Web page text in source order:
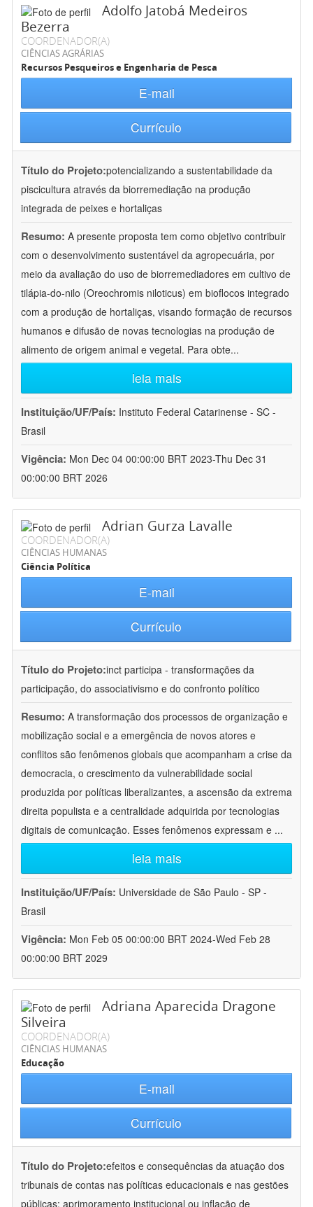
Adolfo Jatobá Medeiros
Bezerra
COORDENADOR(A)
CIÊNCIAS AGRÁRIAS
Recursos Pesqueiros e Engenharia de Pesca
E-mail
Currículo
Título do Projeto:potencializando a sustentabilidade da
piscicultura através da biorremediação na produção
integrada de peixes e hortaliças
Resumo: A presente proposta tem como objetivo contribuir
com o desenvolvimento sustentável da agropecuária, por
meio da avaliação do uso de biorremediadores em cultivo de
tilápia-do-nilo (Oreochromis niloticus) em bioflocos integrado
com a produção de hortaliças, visando formação de recursos
humanos e difusão de novas tecnologias na produção de
alimento de origem animal e vegetal. Para obte...
leia mais
Instituição/UF/País: Instituto Federal Catarinense - SC -
Brasil
Vigência: Mon Dec 04 00:00:00 BRT 2023-Thu Dec 31
00:00:00 BRT 2026
Adrian Gurza Lavalle
COORDENADOR(A)
CIÊNCIAS HUMANAS
Ciência Política
E-mail
Currículo
Título do Projeto:inct participa - transformações da
participação, do associativismo e do confronto político
Resumo: A transformação dos processos de organização e
mobilização social e a emergência de novos atores e
conflitos são fenômenos globais que acompanham a crise da
democracia, o crescimento da vulnerabilidade social
produzida por políticas liberalizantes, a ascensão da extrema
direita populista e a centralidade adquirida por tecnologias
digitais de comunicação. Esses fenômenos expressam e ...
leia mais
Instituição/UF/País: Universidade de São Paulo - SP -
Brasil
Vigência: Mon Feb 05 00:00:00 BRT 2024-Wed Feb 28
00:00:00 BRT 2029
Adriana Aparecida Dragone
Silveira
COORDENADOR(A)
CIÊNCIAS HUMANAS
Educação
E-mail
Currículo
Título do Projeto:efeitos e consequências da atuação dos
tribunais de contas nas políticas educacionais e nas gestões
públicas: aprimoramento institucional ou inflação de